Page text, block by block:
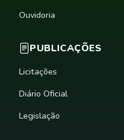
Ouvidoria
PUBLICAÇÕES
Licitações
Diário Oficial
Legislação